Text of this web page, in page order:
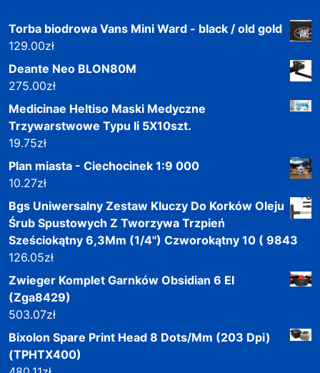
Torba biodrowa Vans Mini Ward - black / old gold
129.00zł
Deante Neo BLON80M
275.00zł
Medicinae Heltiso Maski Medyczne
Trzywarstwowe Typu Ii 5X10szt.
19.75zł
Plan miasta - Ciechocinek 1:9 000
10.27zł
Bgs Uniwersalny Zestaw Kluczy Do Korków Oleju
Śrub Spustowych Z Tworzywa Trzpień
Sześciokątny 6,3Mm (1/4") Czworokątny 10 ( 9843
126.05zł
Zwieger Komplet Garnków Obsidian 6 El
(Zga8429)
503.07zł
Bixolon Spare Print Head 8 Dots/Mm (203 Dpi)
(TPHTX400)